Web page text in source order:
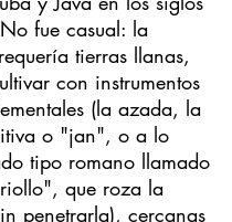
fue casual: la
tierras llanas,
con instrumentos
(la azada, la
o "jan", o a lo
tipo romano llamado
que roza la
penetrarla), cercanas